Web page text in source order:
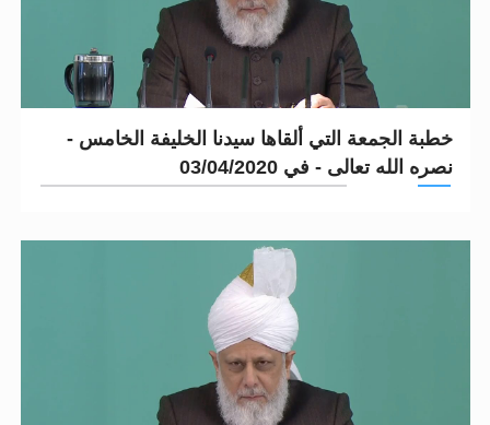
خطبة الجمعة التي ألقاها سيدنا الخليفة الخامس -
نصره الله تعالى - في 03/04/2020